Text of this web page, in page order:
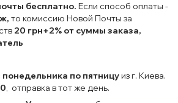
бесплатно. Если способ оплаты -
то комиссию Новой Почты за
20 грн+2% от суммы заказа,
понедельника по пятницуиз г. Киева.
, отправка в тот же день.